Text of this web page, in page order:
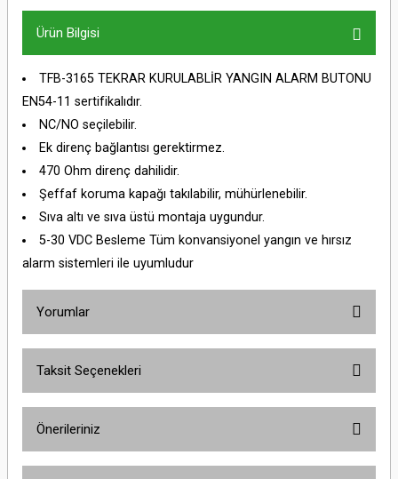
Ürün Bilgisi
TFB-3165 TEKRAR KURULABLİR YANGIN ALARM BUTONU
EN54-11 sertifikalıdır.
NC/NO seçilebilir.
Ek direnç bağlantısı gerektirmez.
470 Ohm direnç dahilidir.
Şeffaf koruma kapağı takılabilir, mühürlenebilir.
Sıva altı ve sıva üstü montaja uygundur.
5-30 VDC Besleme Tüm konvansiyonel yangın ve hırsız
alarm sistemleri ile uyumludur
Yorumlar
Taksit Seçenekleri
Önerileriniz